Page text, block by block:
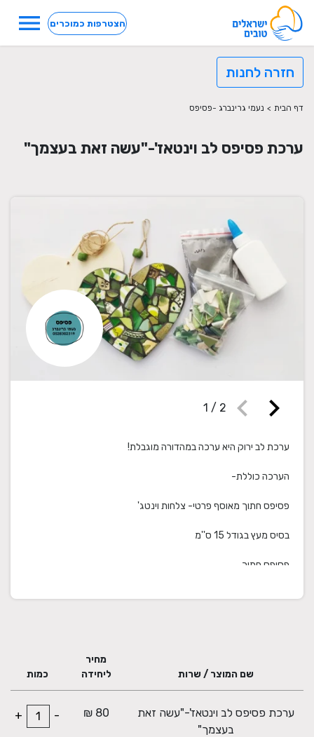
הצטרפות כמוכרים menu
חזרה לחנות
דף הבית > נעמי גרינברג -פסיפס
ערכת פסיפס לב וינטאז'-"עשה זאת בעצמך"
chevron_right
chevron_left
1 / 2
שם המוצר / שרות
מחיר
ליחידה
כמות
ערכת פסיפס לב וינטאז'-"עשה זאת
בעצמך"
80 ₪
-
+